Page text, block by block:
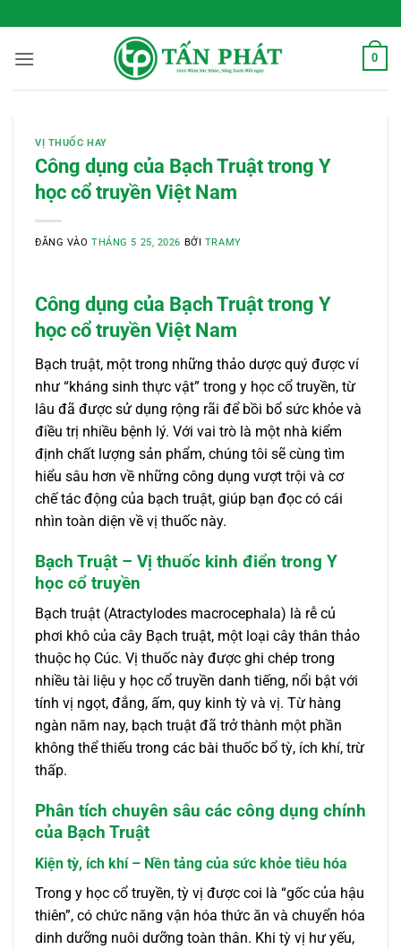
qua
nội
0
VỊ THUỐC HAY
Công dụng của Bạch Truật trong Y
học cổ truyền Việt Nam
ĐĂNG VÀOTHÁNG 5 25, 2026 BỞI TRAMY
Công dụng của Bạch Truật trong Y
học cổ truyền Việt Nam
Bạch truật, một trong những thảo dược quý được ví
như “kháng sinh thực vật” trong y học cổ truyền, từ
lâu đã được sử dụng rộng rãi để bồi bổ sức khỏe và
điều trị nhiều bệnh lý. Với vai trò là một nhà kiểm
định chất lượng sản phẩm, chúng tôi sẽ cùng tìm
hiểu sâu hơn về những công dụng vượt trội và cơ
chế tác động của bạch truật, giúp bạn đọc có cái
nhìn toàn diện về vị thuốc này.
Bạch Truật – Vị thuốc kinh điển trong Y
học cổ truyền
Bạch truật (Atractylodes macrocephala) là rễ củ
phơi khô của cây Bạch truật, một loại cây thân thảo
thuộc họ Cúc. Vị thuốc này được ghi chép trong
nhiều tài liệu y học cổ truyền danh tiếng, nổi bật với
tính vị ngọt, đắng, ấm, quy kinh tỳ và vị. Từ hàng
ngàn năm nay, bạch truật đã trở thành một phần
không thể thiếu trong các bài thuốc bổ tỳ, ích khí, trừ
thấp.
Phân tích chuyên sâu các công dụng chính
của Bạch Truật
Kiện tỳ, ích khí – Nền tảng của sức khỏe tiêu hóa
Trong y học cổ truyền, tỳ vị được coi là “gốc của hậu
thiên”, có chức năng vận hóa thức ăn và chuyển hóa
dinh dưỡng nuôi dưỡng toàn thân. Khi tỳ vị hư yếu,